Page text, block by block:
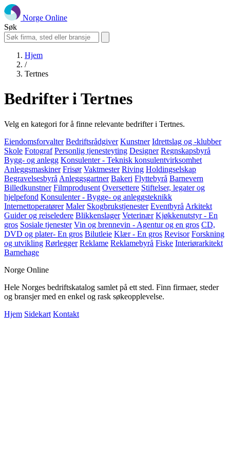
Norge Online
Søk
Hjem
/
Tertnes
Bedrifter i Tertnes
Velg en kategori for å finne relevante bedrifter i Tertnes.
Eiendomsforvalter Bedriftsrådgiver Kunstner Idrettslag og -klubber
Skole Fotograf Personlig tjenesteyting Designer Regnskapsbyrå
Bygg- og anlegg Konsulenter - Teknisk konsulentvirksomhet
Anleggsmaskiner Frisør Vaktmester Riving Holdingselskap
Begravelsesbyrå Anleggsgartner Bakeri Flyttebyrå Barnevern
Billedkunstner Filmprodusent Oversettere Stiftelser, legater og
hjelpefond Konsulenter - Bygge- og anleggsteknikk
Internettoperatører Maler Skogbrukstjenester Eventbyrå Arkitekt
Guider og reiseledere Blikkenslager Veterinær Kjøkkenutstyr - En
gros Sosiale tjenester Vin og brennevin - Agentur og en gros CD,
DVD og plater- En gros Bilutleie Klær - En gros Revisor Forskning
og utvikling Rørlegger Reklame Reklamebyrå Fiske Interiørarkitekt
Barnehage
Norge Online
Hele Norges bedriftskatalog samlet på ett sted. Finn firmaer, steder
og bransjer med en enkel og rask søkeopplevelse.
Hjem Sidekart Kontakt